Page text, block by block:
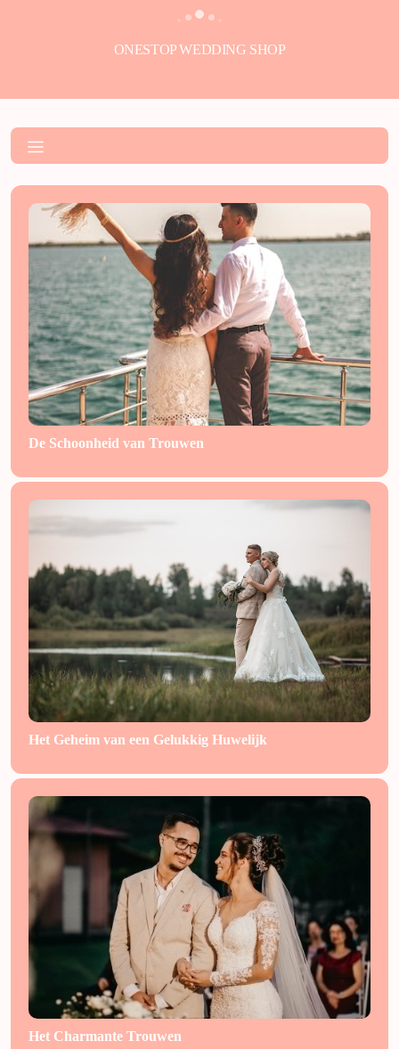
ONESTOP WEDDING SHOP
De Schoonheid van Trouwen
Het Geheim van een Gelukkig Huwelijk
Het Charmante Trouwen